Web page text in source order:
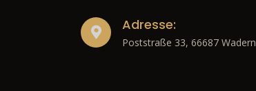
Adresse:
Poststraße 33, 66687 Wadern